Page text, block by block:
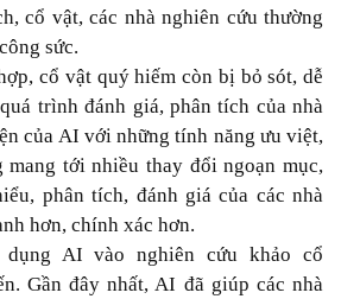
cổ vật, các nhà nghiên cứu thường
sức.
cổ vật quý hiếm còn bị bỏ sót, dễ
trình đánh giá, phân tích của nhà
của AI với những tính năng ưu việt,
tới nhiều thay đổi ngoạn mục,
phân tích, đánh giá của các nhà
hơn, chính xác hơn.
AI vào nghiên cứu khảo cổ
Gần đây nhất, AI đã giúp các nhà